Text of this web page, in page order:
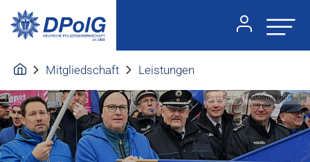
Mitgliedschaft Leistungen
Foto:Foto: Friedhelm Windmüller